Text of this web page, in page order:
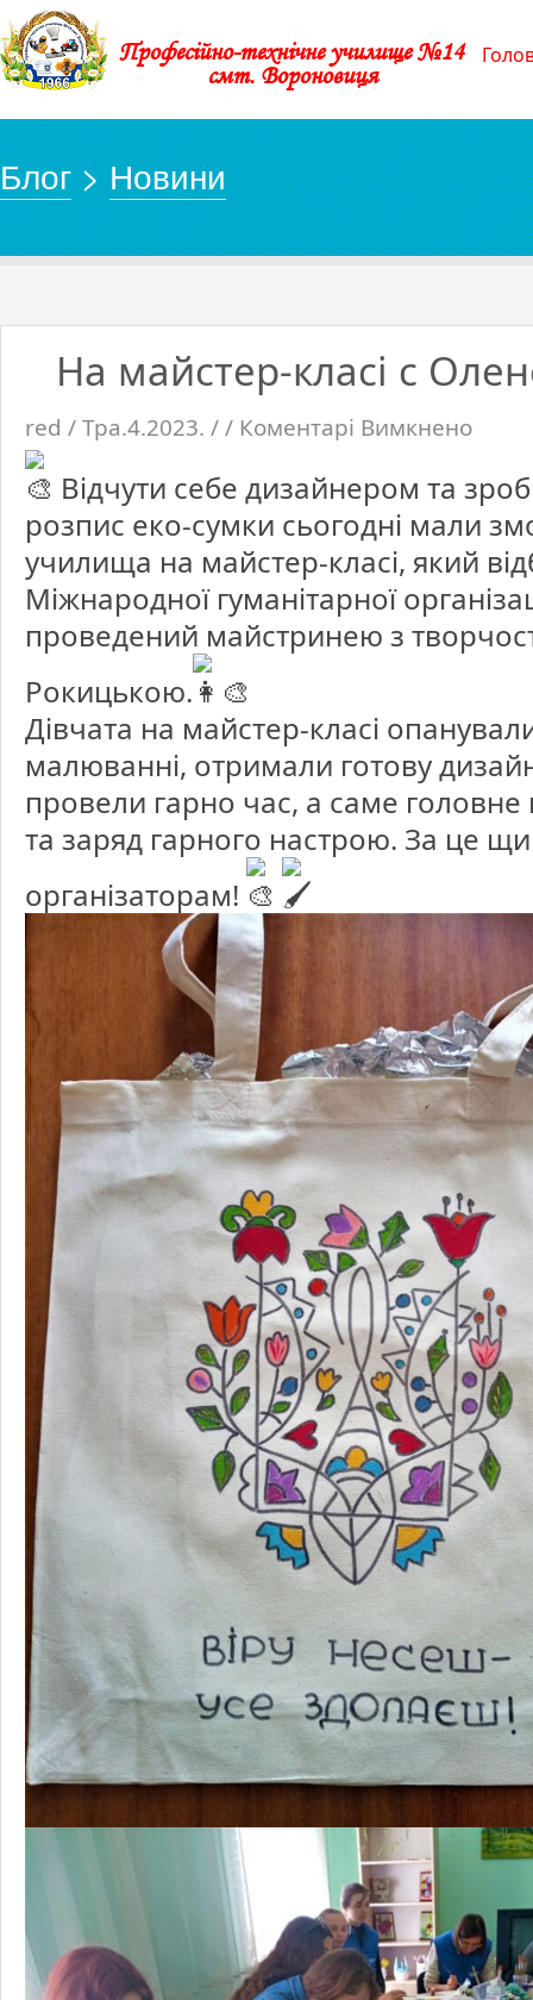
Професійно-технічне училище №14
смт. Вороновиця
Блог>Новини
На майстер-класі с
red / Тра.4.2023. / / Коментарі ВимкненоНа
Оленою
Відчути себе дизайнером та
розпис еко-сумки сьогодні мали
училища на майстер-класі, який
Міжнародної гуманітарної
проведений майстринею з
Рокицькою.
Дівчата на майстер-класі
малюванні, отримали готову
провели гарно час, а саме головне
та заряд гарного настрою. За це
організаторам!